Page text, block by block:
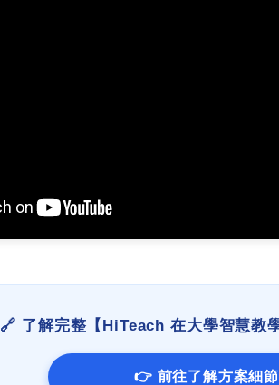
🔗 了解完整【HiTeach 在大學智慧教
👉 前往了解方案細節